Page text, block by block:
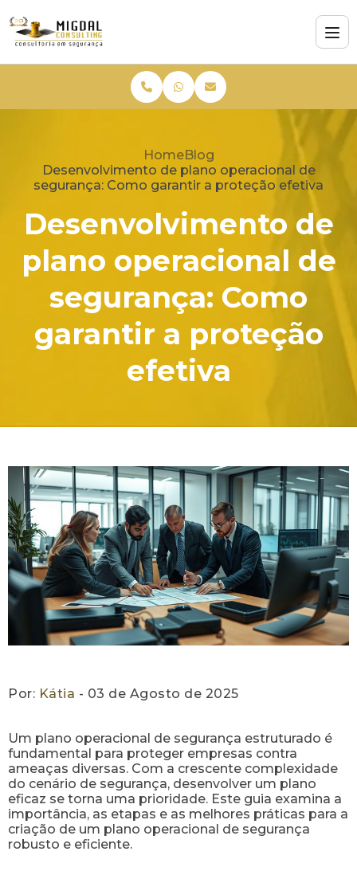
HomeBlog
Desenvolvimento de plano operacional de
segurança: Como garantir a proteção efetiva
Desenvolvimento de
plano operacional de
segurança: Como
garantir a proteção
efetiva
Por: Kátia - 03 de Agosto de 2025
Um plano operacional de segurança estruturado é
fundamental para proteger empresas contra
ameaças diversas. Com a crescente complexidade
do cenário de segurança, desenvolver um plano
eficaz se torna uma prioridade. Este guia examina a
importância, as etapas e as melhores práticas para a
criação de um plano operacional de segurança
robusto e eficiente.